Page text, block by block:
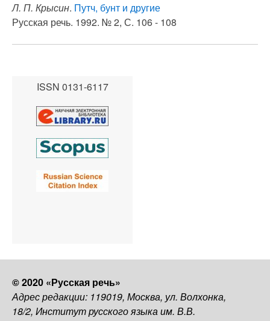
Л. П. Крысин. Путч, бунт и другие
Русская речь. 1992. № 2, С. 106 - 108
ISSN 0131-6117
© 2020 «Русская речь»
Адрес редакции: 119019, Москва, ул. Волхонка,
18/2, Институт русского языка им. В.В.